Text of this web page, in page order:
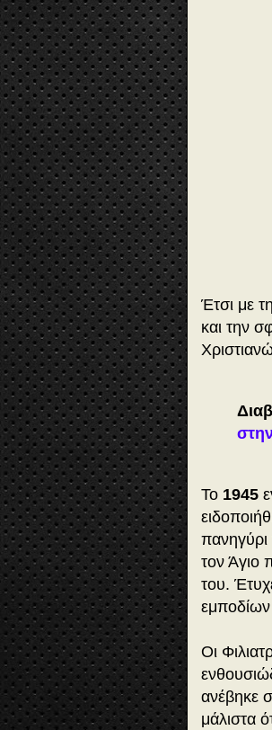
Έτσι με
και την
Το 1945
πανηγύρι
τον Άγιο
του.
Οι
ανέβηκε
μάλιστα